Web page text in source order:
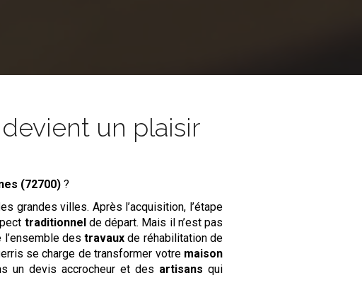
un plaisir
(72700) ?
grandes villes. Après l’acquisition, l’étape
traditionnelde départ. Mais il n’est pas
l’ensemble destravaux de réhabilitation de
se charge de transformer votre maison
un devis accrocheur et des artisans qui